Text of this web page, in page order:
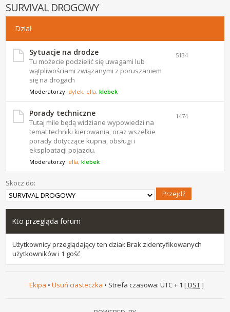
SURVIVAL DROGOWY
Dział
Sytuacje na drodze
Tu możecie podzielić się uwagami lub
wątpliwościami związanymi z poruszaniem
się na drogach
Moderatorzy: dylek, ella,klebek
5134
Porady techniczne
Tutaj mile będą widziane wypowiedzi na
temat techniki kierowania, oraz wszelkie
porady dotyczące kupna, obsługi i
eksploatacji pojazdu.
Moderatorzy: ella,klebek
1474
Skocz do:
Kto przegląda forum
Użytkownicy przeglądający ten dział: Brak zidentyfikowanych
użytkowników i 1 gość
Ekipa • Usuń ciasteczka • Strefa czasowa: UTC + 1 [DST]